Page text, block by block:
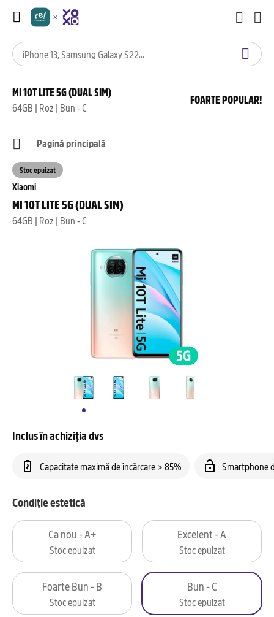
MI 10T LITE 5G (DUAL SIM)
64GB | Roz | Bun - C
FOARTE POPULAR!
Pagină principală
Xiaomi
MI 10T LITE 5G (DUAL SIM)
64GB | Roz | Bun - C
Stoc epuizat
Inclus în achiziția dvs
Capacitate maximă de încărcare > 85% Smartphone
Condiție estetică
Ca nou - A+
Stoc epuizat
Excelent - A
Stoc epuizat
Foarte Bun - B
Stoc epuizat
Bun - C
Stoc epuizat